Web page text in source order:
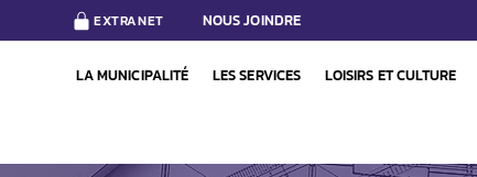
EXTRANET NOUS JOINDRE
LA MUNICIPALITÉ LES SERVICES LOISIRS ET CULTURE